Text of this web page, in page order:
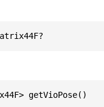
getVioPose()